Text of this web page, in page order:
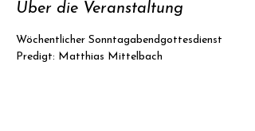
Über die Veranstaltung
Wöchentlicher Sonntagabendgottesdienst
Predigt: Matthias Mittelbach